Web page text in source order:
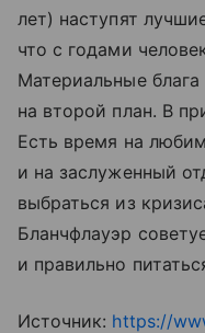
лет) наступят
что с годами
Материальные
на второй план. В
Есть время на
и на заслуженный
выбраться из
Бланчфлауэр
и правильно
Источник: https://